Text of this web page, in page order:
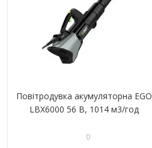
Повітродувка акумуляторна EGO
LBX6000 56 В, 1014 м3/год
0